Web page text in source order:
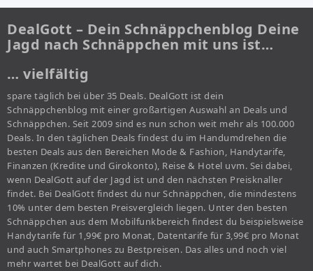
DealGott – Dein Schnäppchenblog Deine
Jagd nach Schnäppchen mit uns ist…
… vielfältig
spare täglich bei über 35 Deals. DealGott ist dein
Schnäppchenblog mit einer großartigen Auswahl an Deals und
Schnäppchen. Seit 2009 sind es nun schon weit mehr als 100.000
Deals. In den täglichen Deals findest du im Handumdrehen die
besten Deals aus den Bereichen Mode & Fashion, Handytarife,
Finanzen (Kredite und Girokonto), Reise & Hotel uvm. Sei dabei,
wenn DealGott auf der Jagd ist und den nächsten Preisknaller
findet. Bei DealGott findest du nur Schnäppchen, die mindestens
10% unter dem besten Preisvergleich liegen. Unter den besten
Schnäppchen aus dem Mobilfunkbereich findest du beispielsweise
Handytarife für 1,99€ pro Monat, Datentarife für 3,99€ pro Monat
und auch Smartphones zu Bestpreisen. Das alles und noch viel
mehr wartet bei DealGott auf dich.